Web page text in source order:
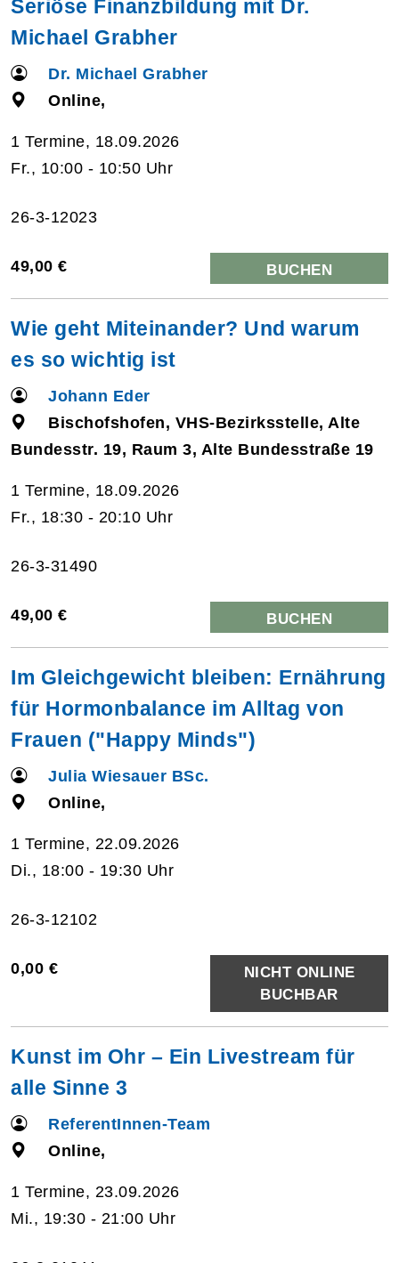
Seriöse Finanzbildung mit Dr.
Michael Grabher
Dr. Michael Grabher
Online,
1 Termine, 18.09.2026
Fr., 10:00 - 10:50 Uhr
26-3-12023
49,00 € BUCHEN
Wie geht Miteinander? Und warum
es so wichtig ist
Johann Eder
Bischofshofen, VHS-Bezirksstelle, Alte
Bundesstr. 19, Raum 3, Alte Bundesstraße 19
1 Termine, 18.09.2026
Fr., 18:30 - 20:10 Uhr
26-3-31490
49,00 € BUCHEN
Im Gleichgewicht bleiben: Ernährung
für Hormonbalance im Alltag von
Frauen ("Happy Minds")
Julia Wiesauer BSc.
Online,
1 Termine, 22.09.2026
Di., 18:00 - 19:30 Uhr
26-3-12102
0,00 €
NICHT ONLINE
BUCHBAR
Kunst im Ohr – Ein Livestream für
alle Sinne 3
ReferentInnen-Team
Online,
1 Termine, 23.09.2026
Mi., 19:30 - 21:00 Uhr